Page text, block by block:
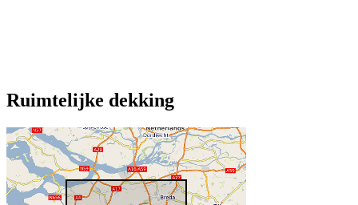
Ruimtelijke dekking